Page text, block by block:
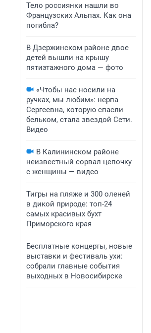
Тело россиянки нашли во
Французских Альпах. Как она
погибла?
В Дзержинском районе двое
детей вышли на крышу
пятиэтажного дома — фото
«Чтобы нас носили на
ручках, мы любим»: нерпа
Сергеевна, которую спасли
бельком, стала звездой Сети.
Видео
В Калининском районе
неизвестный сорвал цепочку
с женщины — видео
Тигры на пляже и 300 оленей
в дикой природе: топ-24
самых красивых бухт
Приморского края
Бесплатные концерты, новые
выставки и фестиваль ухи:
собрали главные события
выходных в Новосибирске